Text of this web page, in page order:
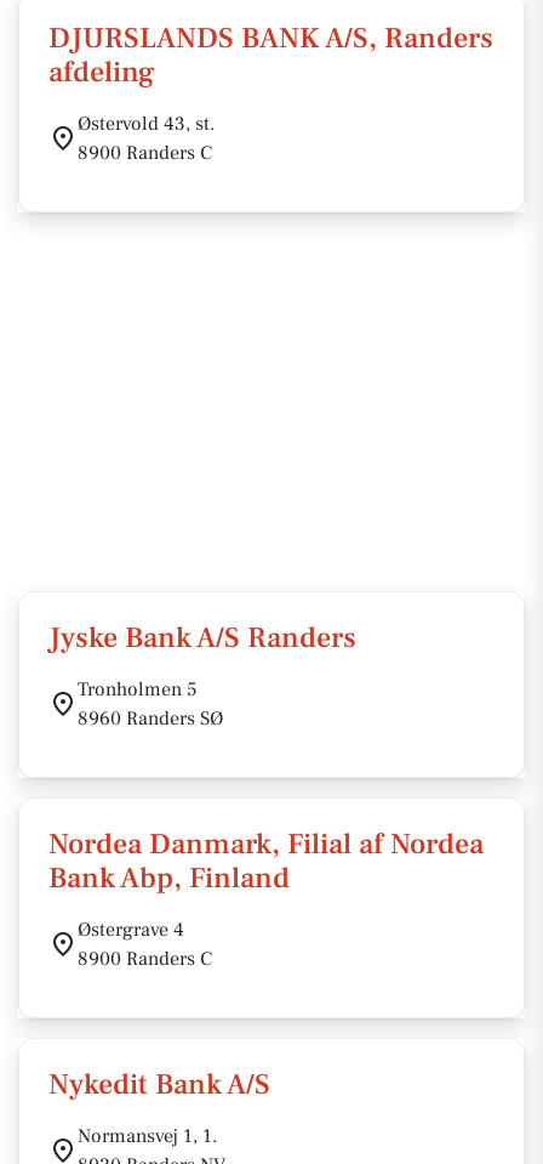
DJURSLANDS BANK A/S, Randers
afdeling
Østervold 43, st.
8900 Randers C
Jyske Bank A/S Randers
Tronholmen 5
8960 Randers SØ
Nordea Danmark, Filial af Nordea
Bank Abp, Finland
Østergrave 4
8900 Randers C
Nykedit Bank A/S
Normansvej 1, 1.